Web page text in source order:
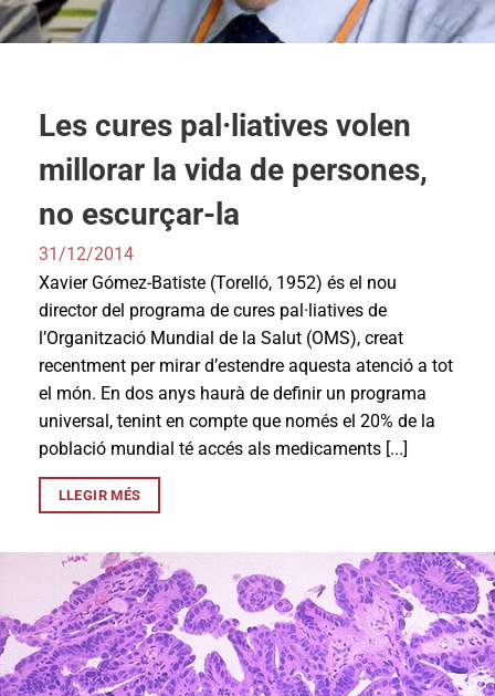
Les cures pal·liatives volen
millorar la vida de persones,
no escurçar-la
31/12/2014
Xavier Gómez-Batiste (Torelló, 1952) és el nou
director del programa de cures pal·liatives de
l’Organització Mundial de la Salut (OMS), creat
recentment per mirar d’estendre aquesta atenció a tot
el món. En dos anys haurà de definir un programa
universal, tenint en compte que només el 20% de la
població mundial té accés als medicaments [...]
LLEGIR MÉS